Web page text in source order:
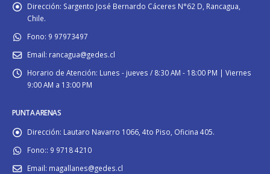
Dirección: Sargento José Bernardo Cáceres N°62 D, Rancagua,
Chile.
Fono: 9 97973497
Email: rancagua@gedes.cl
Horario de Atención: Lunes - jueves / 8:30 AM - 18:00 PM | Viernes
9:00 AM a 13:00 PM
PUNTA ARENAS
Dirección: Lautaro Navarro 1066, 4to Piso, Oficina 405.
Fono:: 9 9718 4210
Email: magallanes@gedes.cl